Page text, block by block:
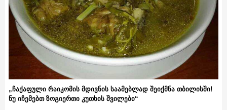
„ჩაქაფული რაიკომის მდივნის საამებლად შეიქმნა თბილისში!
ნუ იჩემებთ ზოგიერთი კუთხის შვილები“